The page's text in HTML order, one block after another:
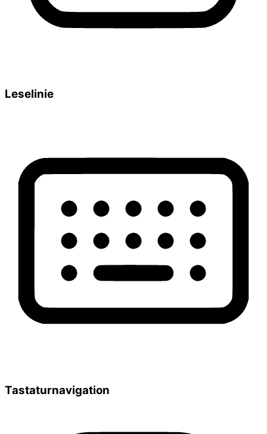
Leselinie
Tastaturnavigation